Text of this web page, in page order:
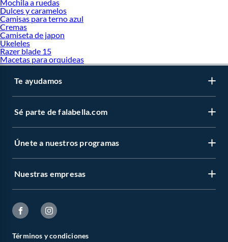
Mochila a ruedas
Dulces y caramelos
Camisas para terno azul
Cremas
Camiseta de japon
Ukeleles
Razer blade 15
Macetas para orquideas
Te ayudamos
Sé parte de falabella.com
Únete a nuestros programas
Nuestras empresas
Términos y condiciones